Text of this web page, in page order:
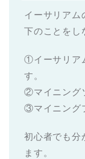
イーサリアム
下のことをし
①イーサリア
す。
②マイニング
③マイニング
初心者でも分
ます。